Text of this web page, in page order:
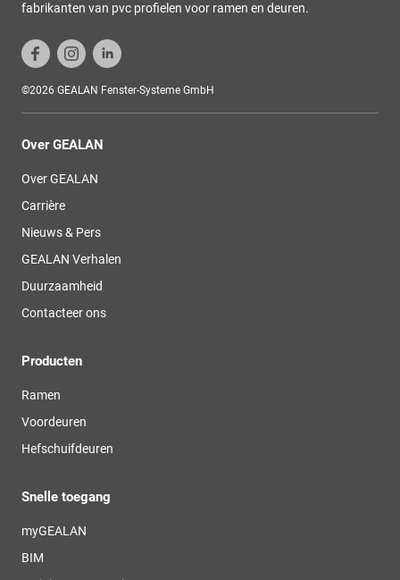
fabrikanten van pvc profielen voor ramen en deuren.
©2026 GEALAN Fenster-Systeme GmbH
Over GEALAN
Over GEALAN
Carrière
Nieuws & Pers
GEALAN Verhalen
Duurzaamheid
Contacteer ons
Producten
Ramen
Voordeuren
Hefschuifdeuren
Snelle toegang
myGEALAN
BIM